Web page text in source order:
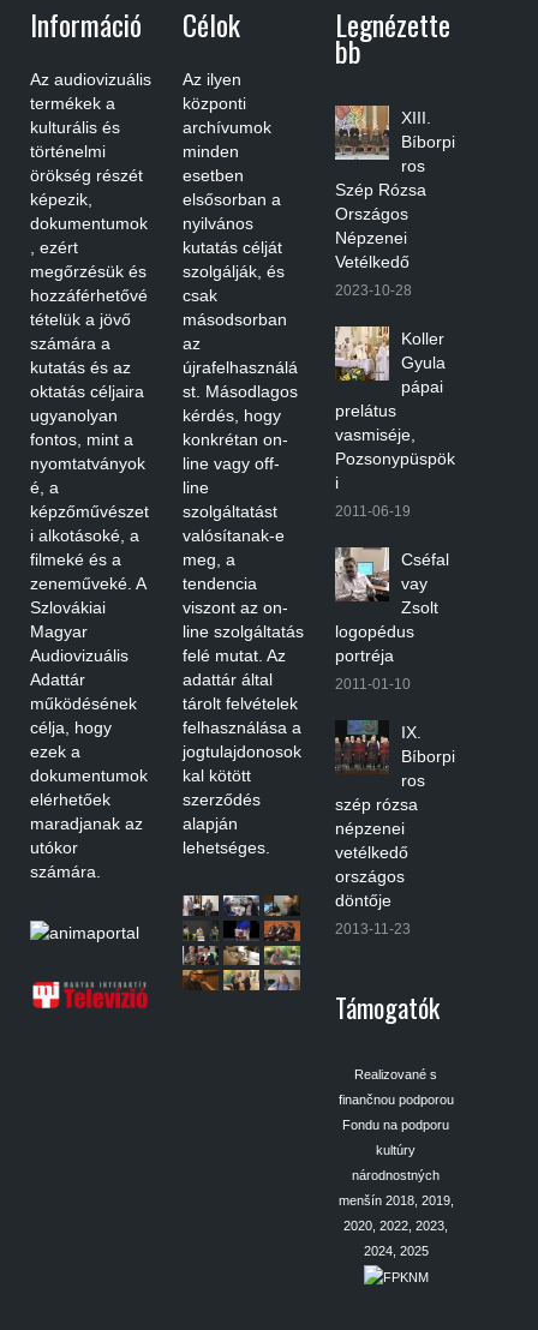
Információ
Az audiovizuális
termékek a
kulturális és
történelmi
örökség részét
képezik,
dokumentumok
, ezért
megőrzésük és
hozzáférhetővé
tételük a jövő
számára a
kutatás és az
oktatás céljaira
ugyanolyan
fontos, mint a
nyomtatványok
é, a
képzőművészet
i alkotásoké, a
filmeké és a
zeneműveké. A
Szlovákiai
Magyar
Audiovizuális
Adattár
működésének
célja, hogy
ezek a
dokumentumok
elérhetőek
maradjanak az
utókor
számára.
Célok
Az ilyen
központi
archívumok
minden
esetben
elsősorban a
nyilvános
kutatás célját
szolgálják, és
csak
másodsorban
az
újrafelhasználá
st. Másodlagos
kérdés, hogy
konkrétan on-
line vagy off-
line
szolgáltatást
valósítanak-e
meg, a
tendencia
viszont az on-
line szolgáltatás
felé mutat. Az
adattár által
tárolt felvételek
felhasználása a
jogtulajdonosok
kal kötött
szerződés
alapján
lehetséges.
Legnézette
Bb
XIII.
Bíborpi
ros
Szép Rózsa
Országos
Népzenei
Vetélkedő
2023-10-28
Koller
Gyula
pápai
prelátus
vasmiséje,
Pozsonypüspök
i
2011-06-19
Cséfal
vay
Zsolt
logopédus
portréja
2011-01-10
IX.
Bíborpi
ros
szép rózsa
népzenei
vetélkedő
országos
döntője
2013-11-23
Támogatók
Realizované s
finančnou podporou
Fondu na podporu
kultúry
národnostných
menšín 2018, 2019,
2020, 2022, 2023,
2024, 2025